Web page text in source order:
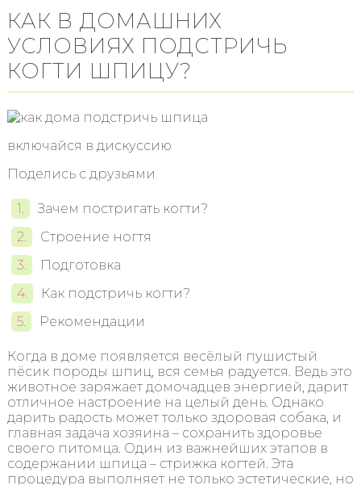
КАК В ДОМАШНИХ
УСЛОВИЯХ ПОДСТРИЧЬ
КОГТИ ШПИЦУ?
включайся в дискуссию
Поделись с друзьями
Зачем постригать когти?
Строение ногтя
Подготовка
Как подстричь когти?
Рекомендации
Когда в доме появляется весёлый пушистый
пёсик породы шпиц, вся семья радуется. Ведь это
животное заряжает домочадцев энергией, дарит
отличное настроение на целый день. Однако
дарить радость может только здоровая собака, и
главная задача хозяина – сохранить здоровье
своего питомца. Один из важнейших этапов в
содержании шпица – стрижка когтей. Эта
процедура выполняет не только эстетические, но